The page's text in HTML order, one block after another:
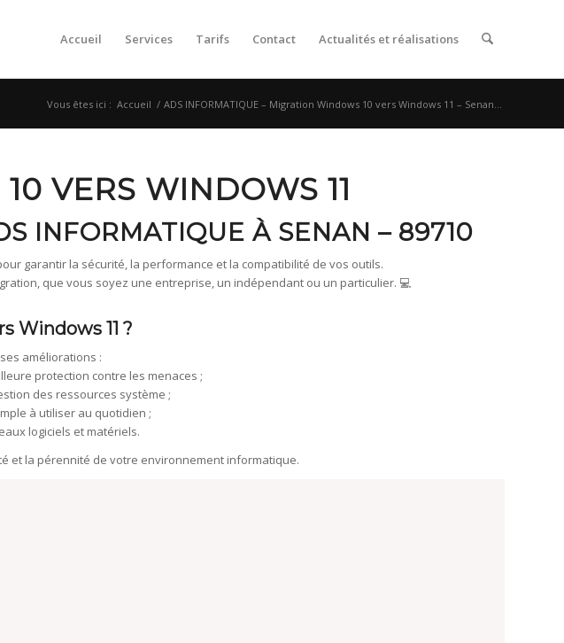
Accueil Services Tarifs Contact Actualités et réalisations
Vous êtes ici : Accueil / ADS INFORMATIQUE – Migration Windows 10 vers Windows 11 – Senan...
VERS WINDOWS 11
INFORMATIQUE À SENAN – 89710
garantir la sécurité, la performance et la compatibilité de vos outils.
que vous soyez une entreprise, un indépendant ou un particulier. 💻
Windows 11 ?
améliorations :
protection contre les menaces ;
des ressources système ;
à utiliser au quotidien ;
logiciels et matériels.
et la pérennité de votre environnement informatique.